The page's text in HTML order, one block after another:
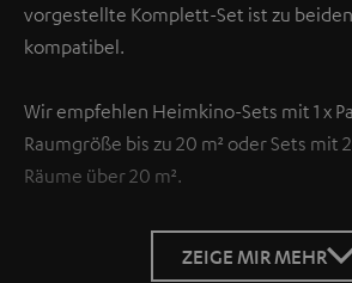
vorgestellte Komplett-Set ist zu
kompatibel.
Wir empfehlen Heimkino-Sets mit 1 x
Raumgröße bis zu 20 m² oder Sets mit
Räume über 20 m².
ZEIGE MIR MEHR